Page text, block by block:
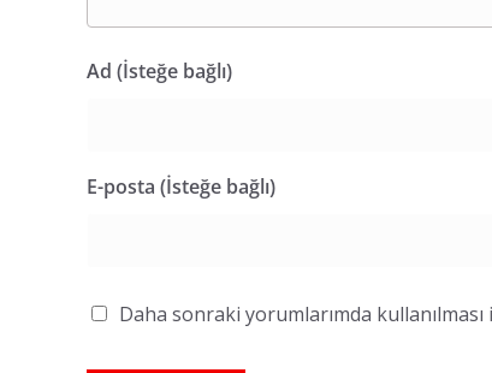
Ad (İsteğe bağlı)
E-posta (İsteğe bağlı)
Daha sonraki yorumlarımda